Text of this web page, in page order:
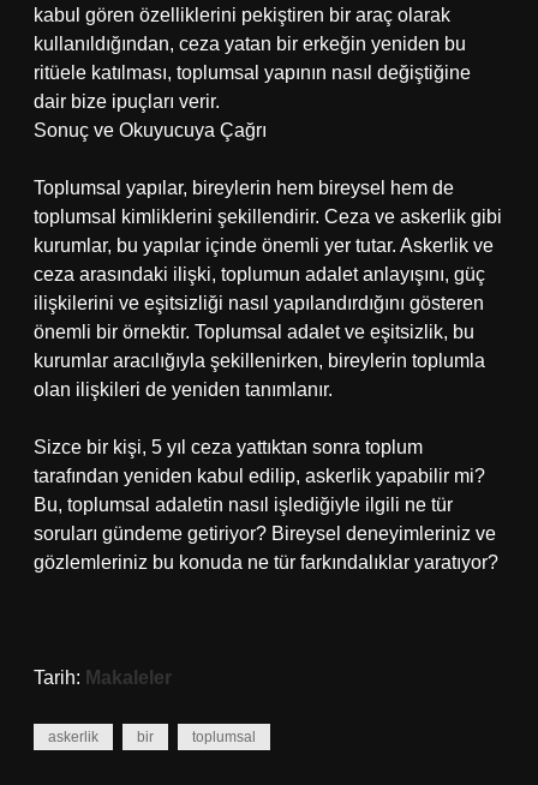
kabul gören özelliklerini pekiştiren bir araç olarak
kullanıldığından, ceza yatan bir erkeğin yeniden bu
ritüele katılması, toplumsal yapının nasıl değiştiğine
dair bize ipuçları verir.
Sonuç ve Okuyucuya Çağrı
Toplumsal yapılar, bireylerin hem bireysel hem de
toplumsal kimliklerini şekillendirir. Ceza ve askerlik gibi
kurumlar, bu yapılar içinde önemli yer tutar. Askerlik ve
ceza arasındaki ilişki, toplumun adalet anlayışını, güç
ilişkilerini ve eşitsizliği nasıl yapılandırdığını gösteren
önemli bir örnektir. Toplumsal adalet ve eşitsizlik, bu
kurumlar aracılığıyla şekillenirken, bireylerin toplumla
olan ilişkileri de yeniden tanımlanır.
Sizce bir kişi, 5 yıl ceza yattıktan sonra toplum
tarafından yeniden kabul edilip, askerlik yapabilir mi?
Bu, toplumsal adaletin nasıl işlediğiyle ilgili ne tür
soruları gündeme getiriyor? Bireysel deneyimleriniz ve
gözlemleriniz bu konuda ne tür farkındalıklar yaratıyor?
Tarih: Makaleler
askerlik bir toplumsal